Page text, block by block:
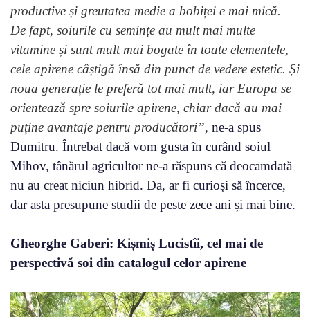
productive și greutatea medie a bobiței e mai mică.
De fapt, soiurile cu semințe au mult mai multe
vitamine și sunt mult mai bogate în toate elementele,
cele apirene câștigă însă din punct de vedere estetic. Și
noua generație le preferă tot mai mult, iar Europa se
orientează spre soiurile apirene, chiar dacă au mai
puține avantaje pentru producători”, ne-a spus
Dumitru. Întrebat dacă vom gusta în curând soiul
Mihov, tânărul agricultor ne-a răspuns că deocamdată
nu au creat niciun hibrid. Da, ar fi curioși să încerce,
dar asta presupune studii de peste zece ani și mai bine.
Gheorghe Gaberi: Kișmiș Lucistîi, cel mai de
perspectivă soi din catalogul celor apirene